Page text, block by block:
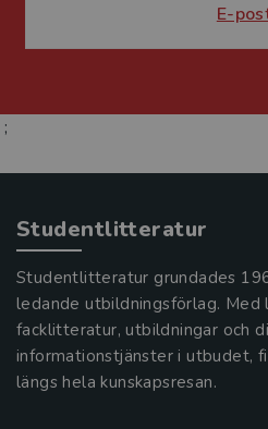
E-
;
Studentlitteratur
Studentlitteratur grundades
ledande utbildningsförlag. Med
facklitteratur, utbildningar och
informationstjänster i utbudet,
längs hela kunskapsresan.